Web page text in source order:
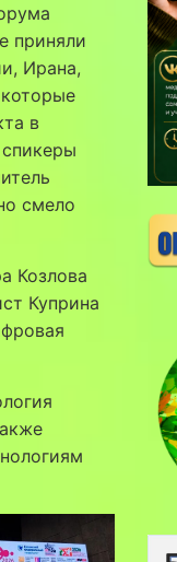
приняли
Ирана,
в
смело
Козлова
Куприна